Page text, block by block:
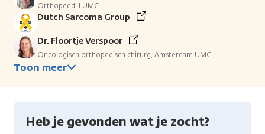
Orthopeed, LUMC
Dutch Sarcoma Group
Dr. Floortje Verspoor
Oncologisch orthopedisch chirurg, Amsterdam UMC
Toon meer
Heb je gevonden wat je zocht?